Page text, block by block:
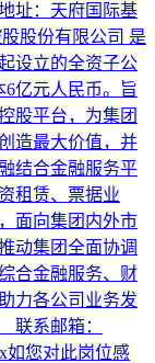
址：天府国际基
股份有限公司 是
设立的全资子公
6亿元人民币。旨
股平台，为集团
造最大价值，并
结合金融服务平
租赁、票据业
面向集团内外市
动集团全面协调
合金融服务、财
力各公司业务发
联系邮箱：
如您对此岗位感